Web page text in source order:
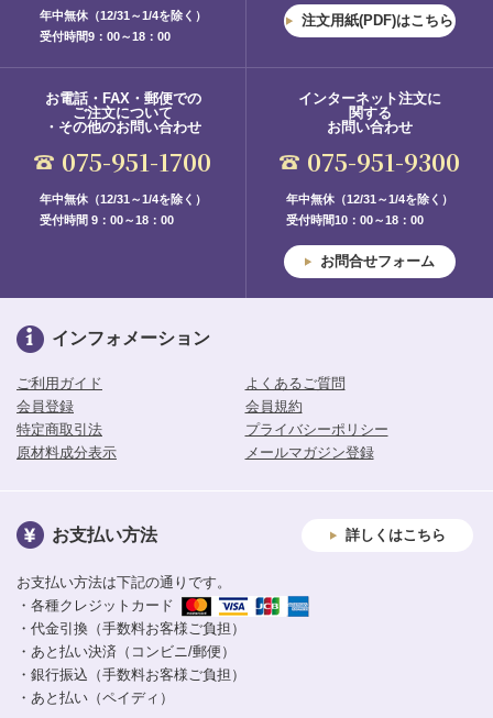
年中無休（12/31～1/4を除く）
受付時間9：00～18：00
注文用紙(PDF)はこちら
お電話・FAX・郵便での
ご注文について
・その他のお問い合わせ
075-951-1700
年中無休（12/31～1/4を除く）
受付時間 9：00～18：00
インターネット注文に
関する
お問い合わせ
075-951-9300
年中無休（12/31～1/4を除く）
受付時間10：00～18：00
お問合せフォーム
インフォメーション
ご利用ガイド
よくあるご質問
会員登録
会員規約
特定商取引法
プライバシーポリシー
原材料成分表示
メールマガジン登録
お支払い方法 詳しくはこちら
お支払い方法は下記の通りです。
・各種クレジットカード
・代金引換（手数料お客様ご負担）
・あと払い決済（コンビニ/郵便）
・銀行振込（手数料お客様ご負担）
・あと払い（ペイディ）